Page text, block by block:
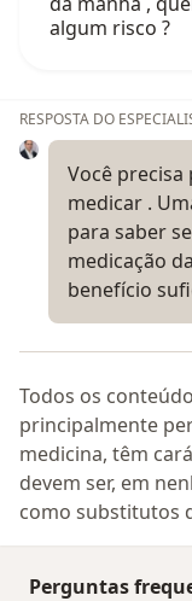
algum risco ?
RESPOSTA DO
Você
medicar .
para saber
medicação
benefício
Todos os
principalmente
medicina, têm
devem ser, em
como substitutos
Perguntas